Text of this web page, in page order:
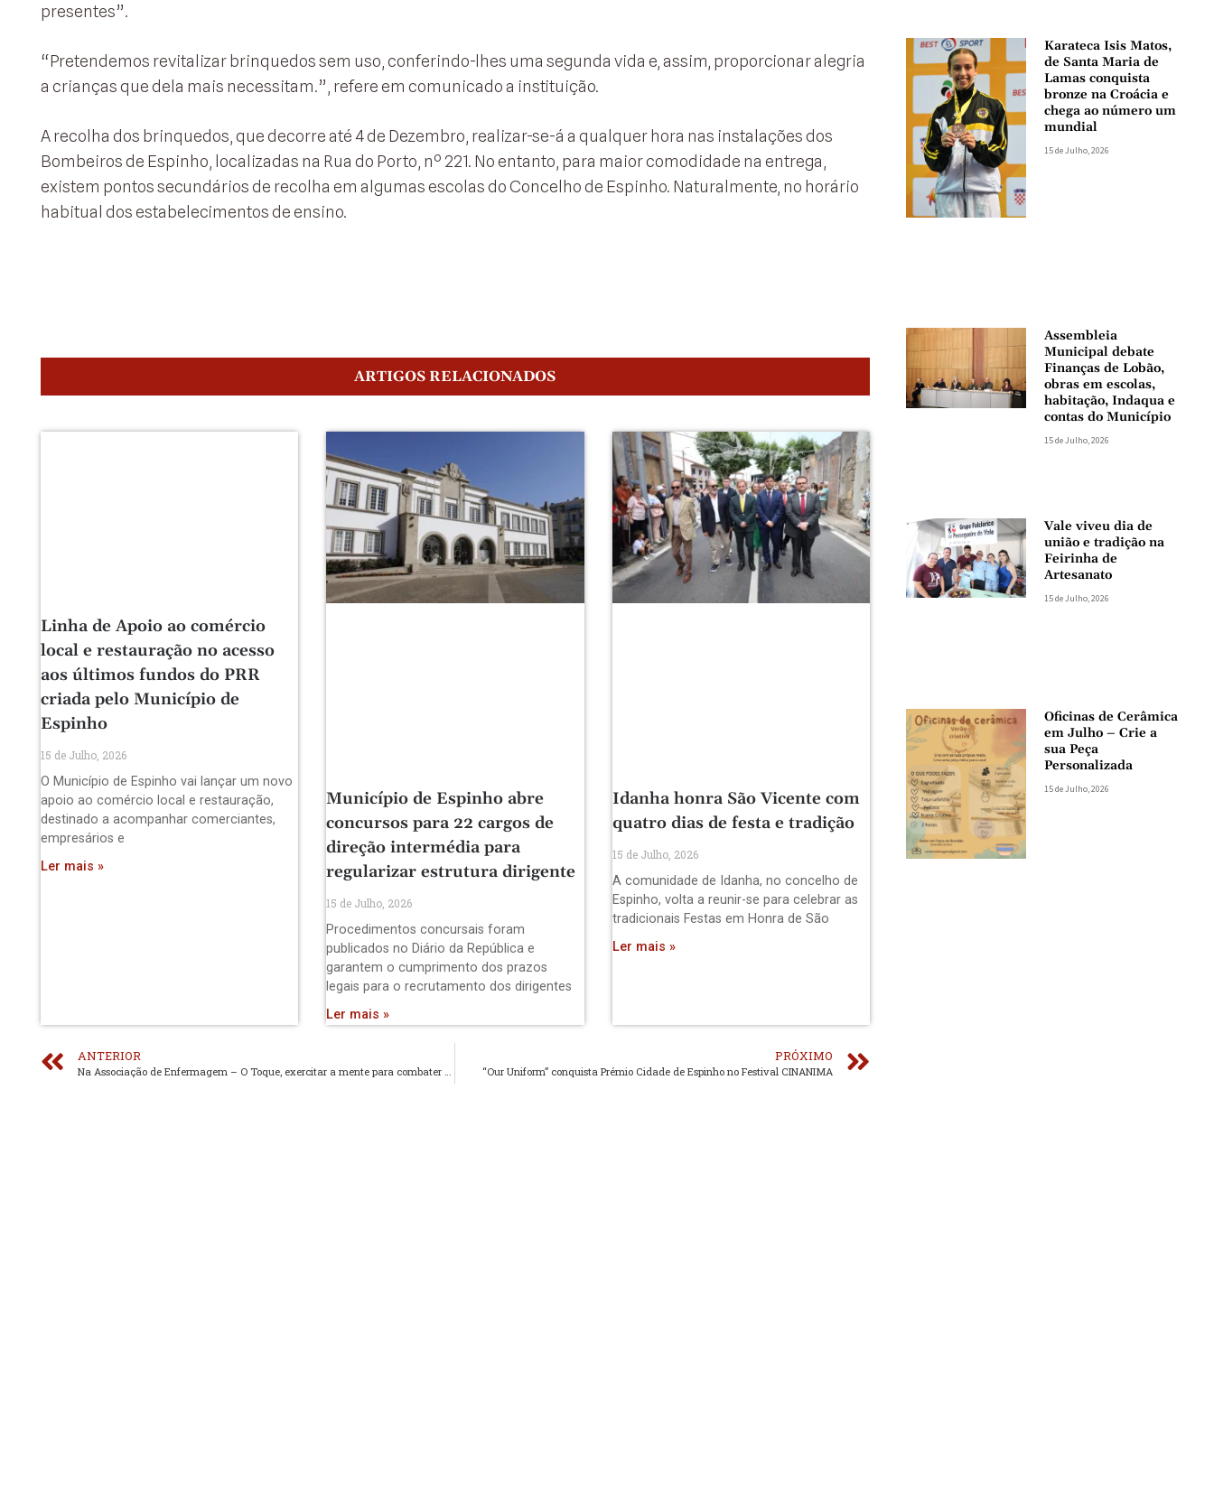
presentes”.
“Pretendemos revitalizar brinquedos sem uso, conferindo-lhes uma segunda vida e, assim, proporcionar alegria
a crianças que dela mais necessitam.”, refere em comunicado a instituição.
A recolha dos brinquedos, que decorre até 4 de Dezembro, realizar-se-á a qualquer hora nas instalações dos
Bombeiros de Espinho, localizadas na Rua do Porto, nº 221. No entanto, para maior comodidade na entrega,
existem pontos secundários de recolha em algumas escolas do Concelho de Espinho. Naturalmente, no horário
habitual dos estabelecimentos de ensino.
ARTIGOS RELACIONADOS
Linha de Apoio ao comércio
local e restauração no acesso
aos últimos fundos do PRR
criada pelo Município de
Espinho
15 de Julho, 2026
O Município de Espinho vai lançar um novo
apoio ao comércio local e restauração,
destinado a acompanhar comerciantes,
empresários e
Ler mais »
Município de Espinho abre
concursos para 22 cargos de
direção intermédia para
regularizar estrutura dirigente
15 de Julho, 2026
Procedimentos concursais foram
publicados no Diário da República e
garantem o cumprimento dos prazos
legais para o recrutamento dos dirigentes
Ler mais »
Idanha honra São Vicente com
quatro dias de festa e tradição
15 de Julho, 2026
A comunidade de Idanha, no concelho de
Espinho, volta a reunir-se para celebrar as
tradicionais Festas em Honra de São
Ler mais »
ANTERIOR PRÓXIMO
“Our Uniform” conquista Prémio Cidade de Espinho no Festival CINANIMA
Karateca Isis Matos,
de Santa Maria de
Lamas conquista
bronze na Croácia e
chega ao número um
mundial
15 de Julho, 2026
Assembleia
Municipal debate
Finanças de Lobão,
obras em escolas,
habitação, Indaqua e
contas do Município
15 de Julho, 2026
Vale viveu dia de
união e tradição na
Feirinha de
Artesanato
15 de Julho, 2026
Oficinas de Cerâmica
em Julho – Crie a
sua Peça
Personalizada
15 de Julho, 2026